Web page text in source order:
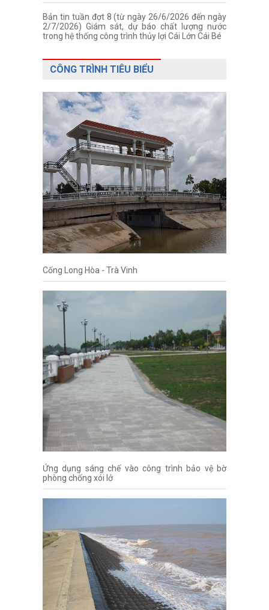
Bản tin tuần đợt 8 (từ ngày 26/6/2026 đến ngày
2/7/2026) Giám sát, dự báo chất lượng nước
trong hệ thống công trình thủy lợi Cái Lớn Cái Bé
CÔNG TRÌNH TIÊU BIỂU
Cống Long Hòa - Trà Vinh
Ứng dụng sáng chế vào công trình bảo vệ bờ
phòng chống xói lở